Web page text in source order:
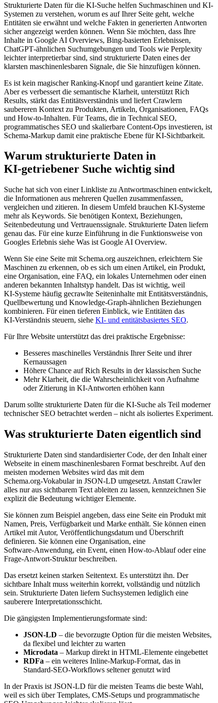
Strukturierte Daten für die KI-Suche helfen Suchmaschinen und KI-
Systemen zu verstehen, worum es auf Ihrer Seite geht, welche
Entitäten sie erwähnt und welche Fakten in generierten Antworten
sicher angezeigt werden können. Wenn Sie möchten, dass Ihre
Inhalte in Google AI Overviews, Bing-basierten Erlebnissen,
ChatGPT‑ähnlichen Suchumgebungen und Tools wie Perplexity
leichter interpretierbar sind, sind strukturierte Daten eines der
klarsten maschinenlesbaren Signale, die Sie hinzufügen können.
Es ist kein magischer Ranking‑Knopf und garantiert keine Zitate.
Aber es verbessert die semantische Klarheit, unterstützt Rich
Results, stärkt das Entitätsverständnis und liefert Crawlern
saubereren Kontext zu Produkten, Artikeln, Organisationen, FAQs
und How‑to‑Inhalten. Für Teams, die in Technical SEO,
programmatisches SEO und skalierbare Content‑Ops investieren, ist
Schema‑Markup damit eine praktische Ebene für KI‑Sichtbarkeit.
Warum strukturierte Daten in
KI‑getriebener Suche wichtig sind
Suche hat sich von einer Linkliste zu Antwortmaschinen entwickelt,
die Informationen aus mehreren Quellen zusammenfassen,
vergleichen und zitieren. In diesem Umfeld brauchen KI‑Systeme
mehr als Keywords. Sie benötigen Kontext, Beziehungen,
Seitenbedeutung und Vertrauenssignale. Strukturierte Daten liefern
genau das. Für eine kurze Einführung in die Funktionsweise von
Googles Erlebnis siehe Was ist Google AI Overview.
Wenn Sie eine Seite mit Schema.org auszeichnen, erleichtern Sie
Maschinen zu erkennen, ob es sich um einen Artikel, ein Produkt,
eine Organisation, eine FAQ, ein lokales Unternehmen oder einen
anderen bekannten Inhaltstyp handelt. Das ist wichtig, weil
KI‑Systeme häufig gecrawlte Seiteninhalte mit Entitätsverständnis,
Quellbewertung und Knowledge‑Graph‑ähnlichen Beziehungen
kombinieren. Für einen tieferen Einblick, wie Entitäten das
KI‑Verständnis steuern, siehe KI‑ und entitätsbasiertes SEO.
Für Ihre Website unterstützt das drei praktische Ergebnisse:
Besseres maschinelles Verständnis Ihrer Seite und ihrer
Kernaussagen
Höhere Chance auf Rich Results in der klassischen Suche
Mehr Klarheit, die die Wahrscheinlichkeit von Aufnahme
oder Zitierung in KI‑Antworten erhöhen kann
Darum sollte strukturierte Daten für die KI‑Suche als Teil moderner
technischer SEO betrachtet werden – nicht als isoliertes Experiment.
Was strukturierte Daten eigentlich sind
Strukturierte Daten sind standardisierter Code, der den Inhalt einer
Webseite in einem maschinenlesbaren Format beschreibt. Auf den
meisten modernen Websites wird das mit dem
Schema.org‑Vokabular in JSON‑LD umgesetzt. Anstatt Crawler
alles nur aus sichtbarem Text ableiten zu lassen, kennzeichnen Sie
explizit die Bedeutung wichtiger Elemente.
Sie können zum Beispiel angeben, dass eine Seite ein Produkt mit
Namen, Preis, Verfügbarkeit und Marke enthält. Sie können einen
Artikel mit Autor, Veröffentlichungsdatum und Überschrift
definieren. Sie können eine Organisation, eine
Software‑Anwendung, ein Event, einen How‑to‑Ablauf oder eine
Frage‑Antwort‑Struktur beschreiben.
Das ersetzt keinen starken Seitentext. Es unterstützt ihn. Der
sichtbare Inhalt muss weiterhin korrekt, vollständig und nützlich
sein. Strukturierte Daten liefern Suchsystemen lediglich eine
sauberere Interpretationsschicht.
Die gängigsten Implementierungsformate sind:
JSON‑LD – die bevorzugte Option für die meisten Websites,
da flexibel und leichter zu warten
Microdata – Markup direkt in HTML‑Elemente eingebettet
RDFa – ein weiteres Inline‑Markup‑Format, das in
Standard‑SEO‑Workflows seltener genutzt wird
In der Praxis ist JSON‑LD für die meisten Teams die beste Wahl,
weil es sich über Templates, CMS‑Setups und programmatische